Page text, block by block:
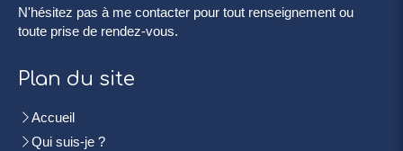
N'hésitez pas à me contacter pour tout renseignement ou
toute prise de rendez-vous.
Plan du site
Accueil
Qui suis-je ?